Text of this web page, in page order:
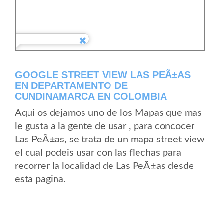
GOOGLE STREET VIEW LAS PEÃ±AS
EN DEPARTAMENTO DE
CUNDINAMARCA EN COLOMBIA
Aqui os dejamos uno de los Mapas que mas
le gusta a la gente de usar , para concocer
Las PeÃ±as, se trata de un mapa street view
el cual podeis usar con las flechas para
recorrer la localidad de Las PeÃ±as desde
esta pagina.